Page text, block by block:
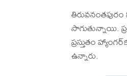
సాగుతున్నాయి.
ప్రస్తుతం
ఉన్నారు.